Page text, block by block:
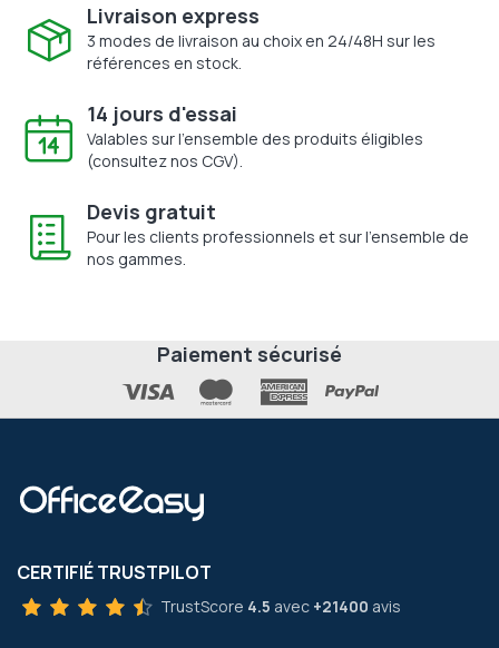
Livraison express
3 modes de livraison au choix en 24/48H sur les
références en stock.
14 jours d'essai
Valables sur l'ensemble des produits éligibles
(consultez nos CGV).
Devis gratuit
Pour les clients professionnels et sur l'ensemble de
nos gammes.
Paiement sécurisé
CERTIFIÉ TRUSTPILOT
TrustScore 4.5 avec +21400 avis